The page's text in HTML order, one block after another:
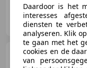
Autobedrijf Weldam
NL-7641 LH WIERDEN
Daardoor is het
interesses
diensten te
analyseren. Klik
te gaan met het
cookies en de
van